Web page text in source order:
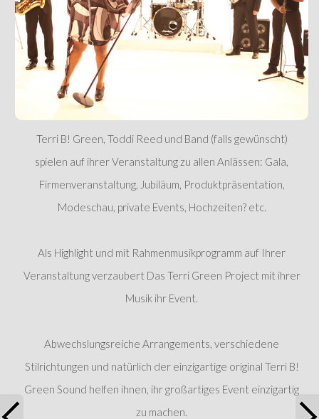
Terri B! Green, Toddi Reed und Band (falls gewünscht)
spielen auf ihrer Veranstaltung zu allen Anlässen: Gala,
Firmenveranstaltung, Jubiläum, Produktpräsentation,
Modeschau, private Events, Hochzeiten? etc.
Als Highlight und mit Rahmenmusikprogramm auf Ihrer
Veranstaltung verzaubert Das Terri Green Project mit ihrer
Musik ihr Event.
Abwechslungsreiche Arrangements, verschiedene
Stilrichtungen und natürlich der einzigartige original Terri B!
Green Sound helfen ihnen, ihr großartiges Event einzigartig
zu machen.